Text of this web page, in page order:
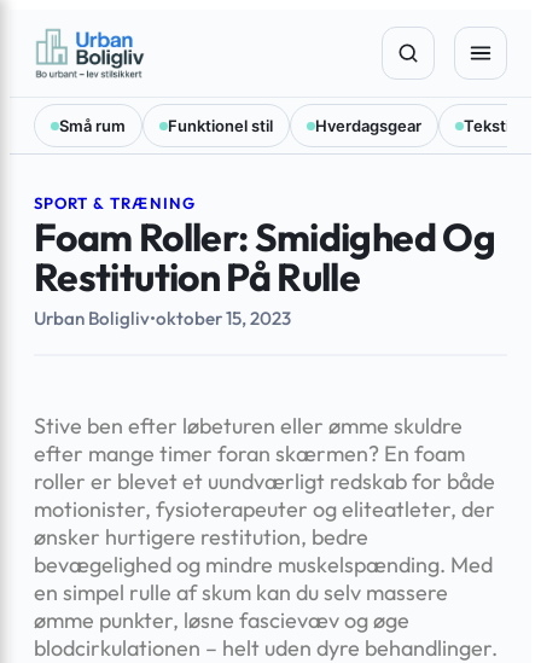
Spring
indhold
Små rum Funktionel stil Hverdagsgear
SPORT & TRÆNING
Foam Roller: Smidighed Og
Restitution På Rulle
Urban Boligliv•oktober 15, 2023
Stive ben efter løbeturen eller ømme skuldre
efter mange timer foran skærmen? En foam
roller er blevet et uundværligt redskab for både
motionister, fysioterapeuter og eliteatleter, der
ønsker hurtigere restitution, bedre
bevægelighed og mindre muskelspænding. Med
en simpel rulle af skum kan du selv massere
ømme punkter, løsne fascievæv og øge
blodcirkulationen – helt uden dyre behandlinger.